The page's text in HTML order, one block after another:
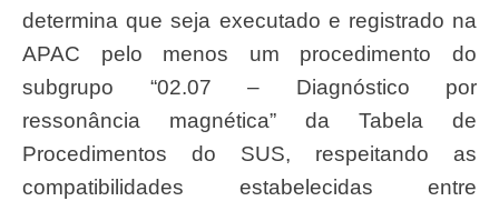
determina que seja executado e registrado na
APAC pelo menos um procedimento do
subgrupo “02.07 – Diagnóstico por
ressonância magnética” da Tabela de
Procedimentos do SUS, respeitando as
compatibilidades estabelecidas entre